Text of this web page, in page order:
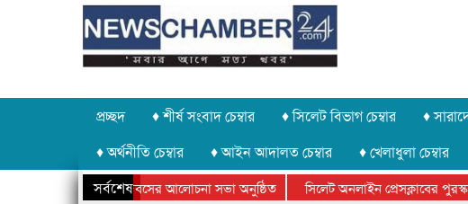
প্রচ্ছদ ♦ শীর্ষ সংবাদ চেম্বার ♦ সিলেট বিভাগ চেম্বার ♦
♦ অর্থনীতি চেম্বার
♦ আইন আদালত চেম্বার ♦ খেলাধুলা চেম্বার
সর্বশেষ
উদ্যোগে গণঅভ্যুত্থান দিবসের আলোচনা সভা অনুষ্ঠিত সিলেট অনলাইন প্রেসক্লাবের